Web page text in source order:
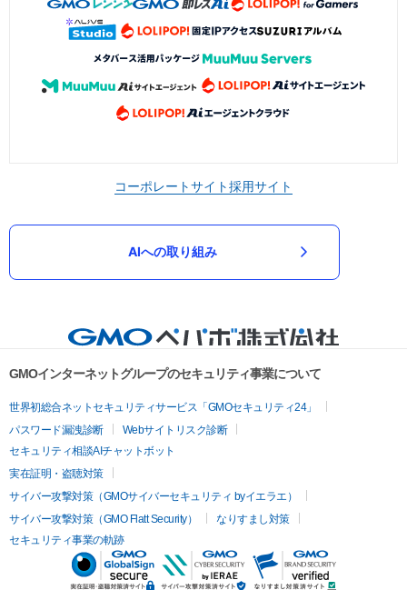
コーポレートサイト採用サイト
AIへの取り組み
GMOインターネットグループのセキュリティ事業について
世界初総合ネットセキュリティサービス「GMOセキュリティ24」
パスワード漏洩診断
Webサイトリスク診断
セキュリティ相談AIチャットボット
実在証明・盗聴対策
サイバー攻撃対策（GMOサイバーセキュリティ byイエラエ）
サイバー攻撃対策（GMO Flatt Security）
なりすまし対策
セキュリティ事業の軌跡